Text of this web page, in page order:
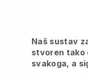
Naš sustav
stvoren tako
svakoga, a